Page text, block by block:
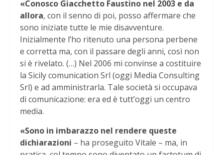
«Conosco Giacchetto Faustino nel 2003 e da
allora, con il senno di poi, posso affermare che
sono iniziate tutte le mie disavventure.
Inizialmente l’ho ritenuto una persona perbene
e corretta ma, con il passare degli anni, così non
si è rivelato. (…) Nel 2006 mi convinse a costituire
la Sicily comunication Srl (oggi Media Consulting
Srl) e ad amministrarla. Tale società si occupava
di comunicazione: era ed è tutt’oggi un centro
media.
«Sono in imbarazzo nel rendere queste
dichiarazioni – ha proseguito Vitale – ma, in